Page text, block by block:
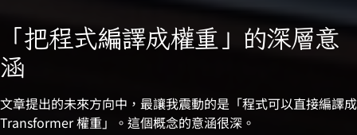
「把程式編譯成權重」的深層意
涵
文章提出的未來方向中，最讓我震動的是「程式可以直接編譯成
Transformer 權重」。這個概念的意涵很深。